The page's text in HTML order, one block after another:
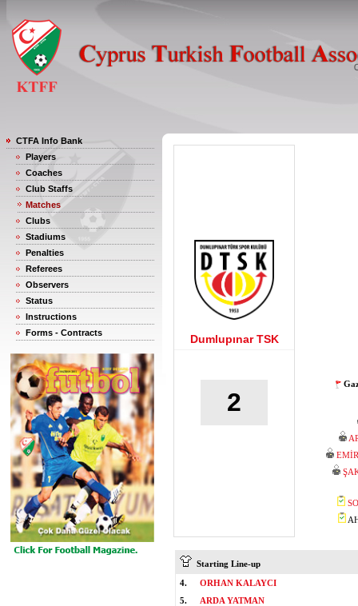
CTFA Info Bank
Players
Coaches
Club Staffs
Matches
Clubs
Stadiums
Penalties
Referees
Observers
Status
Instructions
Forms - Contracts
Dumlupınar TSK
2
Starting Line-up
4.
ORHAN KALAYCI
5.
ARDA YATMAN